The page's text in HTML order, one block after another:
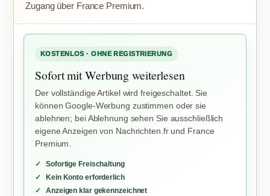
Zugang über France Premium.
KOSTENLOS · OHNE REGISTRIERUNG
Sofort mit Werbung weiterlesen
Der vollständige Artikel wird freigeschaltet. Sie
können Google-Werbung zustimmen oder sie
ablehnen; bei Ablehnung sehen Sie ausschließlich
eigene Anzeigen von Nachrichten.fr und France
Premium.
Sofortige Freischaltung
Kein Konto erforderlich
Anzeigen klar gekennzeichnet